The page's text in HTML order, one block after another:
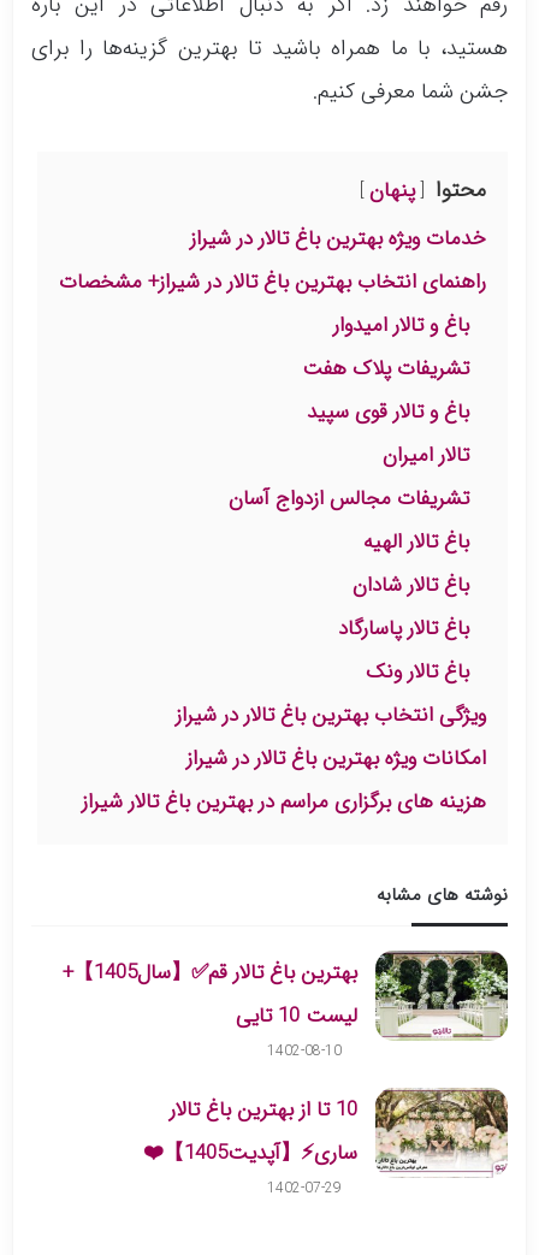
هستید، با ما همراه باشید تا بهترین گزینه‌ها را برای
جشن شما معرفی کنیم.
محتوا
پنهان
خدمات ویژه بهترین باغ تالار در شیراز
راهنمای انتخاب بهترین باغ تالار در شیراز+ مشخصات
باغ و تالار امیدوار
تشریفات پلاک هفت
باغ و تالار قوی سپید
تالار امیران
تشریفات مجالس ازدواج آسان
باغ تالار الهیه
باغ تالار شادان
باغ تالار پاسارگاد
باغ تالار ونک
ویژگی انتخاب بهترین باغ تالار در شیراز
امکانات ویژه بهترین باغ تالار در شیراز
هزینه های برگزاری مراسم در بهترین باغ تالار شیراز
نوشته های مشابه
بهترین باغ تالار قم✅【سال1405】+
لیست 10 تایی
1402-08-10
10 تا از بهترین باغ تالار
ساری⚡【آپدیت1405】❤️
1402-07-29